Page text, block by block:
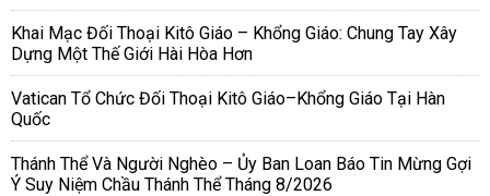
Khai Mạc Đối Thoại Kitô Giáo – Khổng Giáo: Chung Tay Xây
Dựng Một Thế Giới Hài Hòa Hơn
Vatican Tổ Chức Đối Thoại Kitô Giáo–Khổng Giáo Tại Hàn
Quốc
Thánh Thể Và Người Nghèo – Ủy Ban Loan Báo Tin Mừng Gợi
Ý Suy Niệm Chầu Thánh Thể Tháng 8/2026